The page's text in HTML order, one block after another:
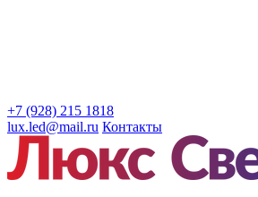
+7 (928) 215 1818
lux.led@mail.ru Контакты